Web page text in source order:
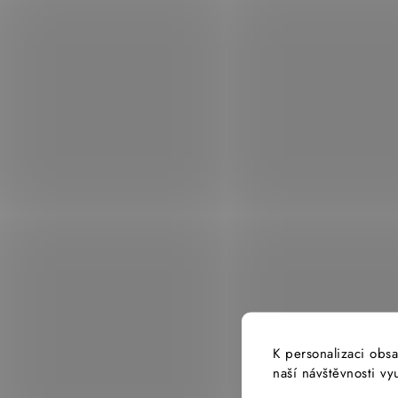
K personalizaci
naší návštěvnosti